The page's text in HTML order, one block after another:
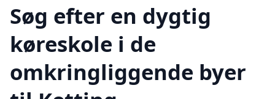
Søg efter en dygtig
køreskole i de
omkringliggende byer